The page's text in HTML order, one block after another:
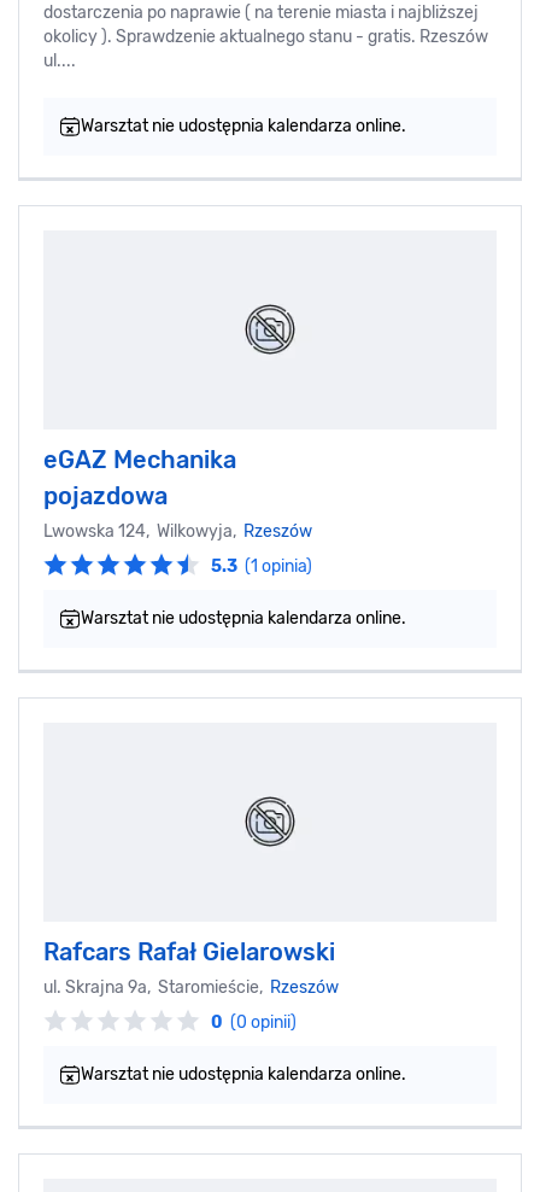
dostarczenia po naprawie ( na terenie miasta i najbliższej
okolicy ). Sprawdzenie aktualnego stanu - gratis. Rzeszów
ul....
Warsztat nie udostępnia kalendarza online.
eGAZ Mechanika
pojazdowa
Lwowska 124, Wilkowyja, Rzeszów
5.3 (1 opinia)
Warsztat nie udostępnia kalendarza online.
Rafcars Rafał Gielarowski
ul. Skrajna 9a, Staromieście, Rzeszów
0 (0 opinii)
Warsztat nie udostępnia kalendarza online.